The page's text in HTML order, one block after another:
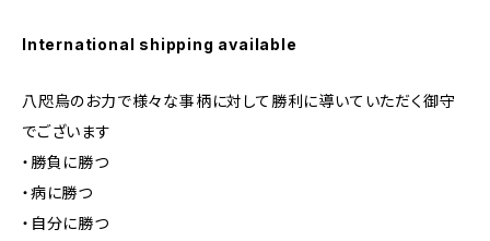
International shipping available
八咫烏のお力で様々な事柄に対して勝利に導いていただく御守
でございます
・勝負に勝つ
・病に勝つ
・自分に勝つ